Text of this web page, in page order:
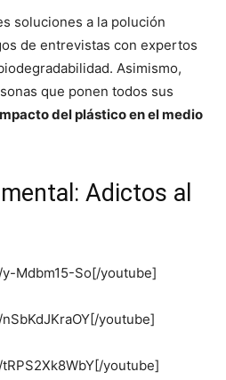
soluciones a la polución
de entrevistas con expertos
Asimismo,
que ponen todos sus
del plástico en el medio
Adictos al
Mdbm15-So[/youtube]
youtube]
youtube]